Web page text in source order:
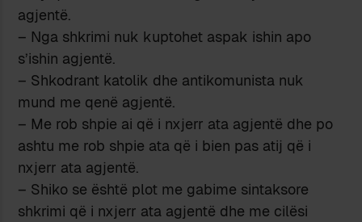
agjentë.
– Nga shkrimi nuk kuptohet aspak ishin apo
s’ishin agjentë.
– Shkodrant katolik dhe antikomunista nuk
mund me qenë agjentë.
– Me rob shpie ai që i nxjerr ata agjentë dhe po
ashtu me rob shpie ata që i bien pas atij që i
nxjerr ata agjentë.
– Shiko se është plot me gabime sintaksore
shkrimi që i nxjerr ata agjentë dhe me cilësi